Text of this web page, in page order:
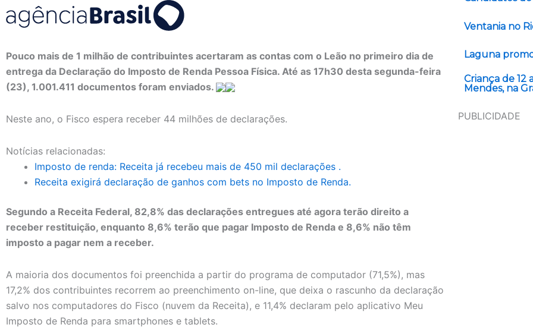
Pouco mais de 1 milhão de contribuintes acertaram as contas com o Leão no primeiro dia de
entrega da Declaração do Imposto de Renda Pessoa Física. Até as 17h30 desta segunda-feira
(23), 1.001.411 documentos foram enviados.
Neste ano, o Fisco espera receber 44 milhões de declarações.
Notícias relacionadas:
Imposto de renda: Receita já recebeu mais de 450 mil declarações .
Receita exigirá declaração de ganhos com bets no Imposto de Renda.
Segundo a Receita Federal, 82,8% das declarações entregues até agora terão direito a
receber restituição, enquanto 8,6% terão que pagar Imposto de Renda e 8,6% não têm
imposto a pagar nem a receber.
A maioria dos documentos foi preenchida a partir do programa de computador (71,5%), mas
17,2% dos contribuintes recorrem ao preenchimento on-line, que deixa o rascunho da declaração
salvo nos computadores do Fisco (nuvem da Receita), e 11,4% declaram pelo aplicativo Meu
Imposto de Renda para smartphones e tablets.
Ventania no
Laguna
Criança de 12
Mendes, na
PUBLICIDADE